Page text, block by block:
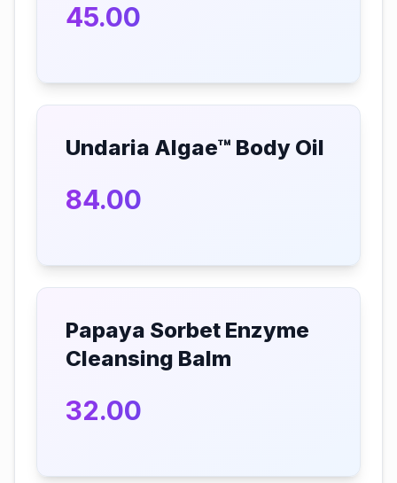
45.00
Undaria Algae™ Body Oil
84.00
Papaya Sorbet Enzyme
Cleansing Balm
32.00